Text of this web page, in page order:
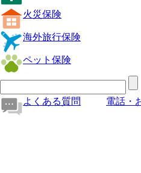
火災保険
海外旅行保険
ペット保険
よくある質問 電話・